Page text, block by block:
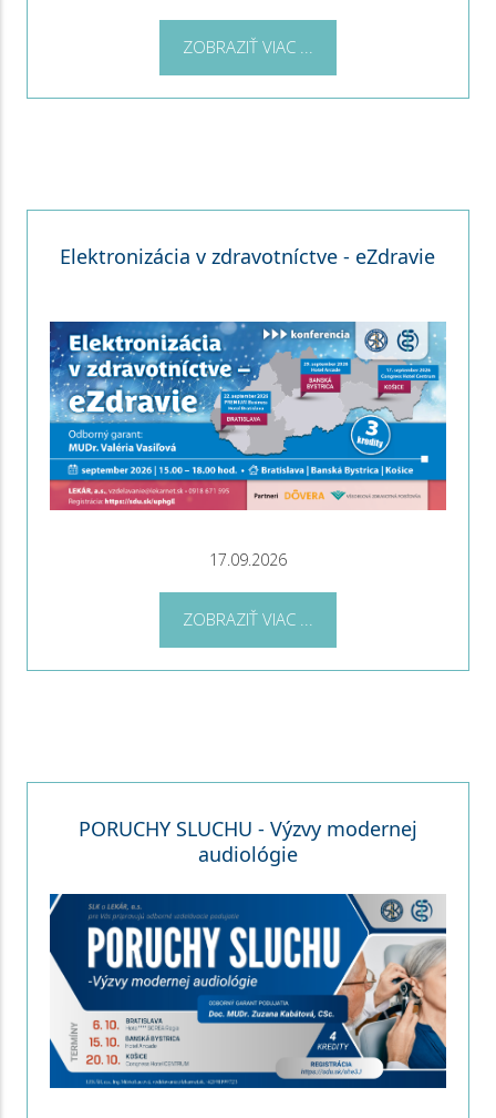
ZOBRAZIŤ VIAC ...
Elektronizácia v zdravotníctve - eZdravie
17.09.2026
ZOBRAZIŤ VIAC ...
PORUCHY SLUCHU - Výzvy modernej
audiológie